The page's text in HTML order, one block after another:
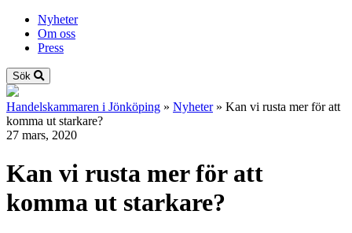
Nyheter
Om oss
Press
Sök
Handelskammaren i Jönköping » Nyheter » Kan vi rusta mer för att
komma ut starkare?
27 mars, 2020
Kan vi rusta mer för att
komma ut starkare?